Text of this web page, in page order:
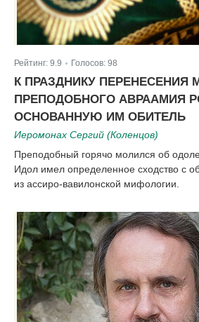
Рейтинг: 9.9 Голосов: 98
К ПРАЗДНИКУ ПЕРЕНЕСЕНИЯ
ПРЕПОДОБНОГО АВРААМИЯ
ОСНОВАННУЮ ИМ ОБИТЕЛЬ
Иеромонах Сергий (Коленцов)
Преподобный горячо молился об
Идол имел определенное сходство с
из ассиро-вавилонской мифологии.